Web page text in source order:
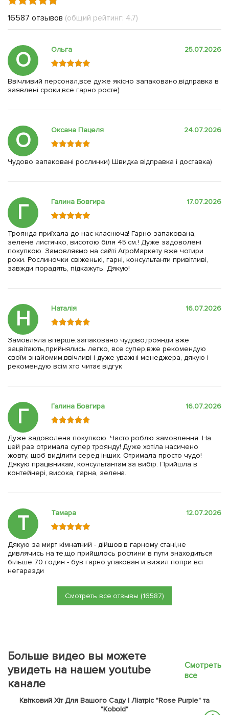
16587 отзывов (общий рейтинг: 4.7)
О Ольга 25.07.2026
Ввічливий персонал,все дуже якісно запаковано,відправка в
заявлені сроки,все гарно росте)
О Оксана Пацеля 24.07.2026
Чудово запаковані рослинки) Швидка відправка і доставка)
Г Галина Бовгира 17.07.2026
Троянда приїхала до нас класнюча! Гарно запакована,
зелене листячко, висотою біля 45 см.! Дуже задоволені
покупкою. Замовляємо на сайті АгроМаркету вже чотири
роки. Рослиночки свіженькі, гарні, консультанти привітливі,
завжди порадять, підкажуть. Дякую!
Н Наталія 16.07.2026
Замовляла вперше,запаковано чудово,троянди вже
зацвітають,прийнялись легко, все супер,вже рекомендую
своїм знайомим,ввічливі і дуже уважні менеджера, дякую і
рекомендую всім хто читає відгук
Г Галина Бовгира 16.07.2026
Дуже задоволена покупкою. Часто роблю замовлення. На
цей раз отримала супер троянду! Дуже хотіла насичено
жовту, щоб виділити серед інших. Отримала просто чудо!
Дякую працівникам, консультантам за вибір. Прийшла в
контейнері, висока, гарна, зелена.
Т Тамара 12.07.2026
Дякую за мирт кімнатний - дійшов в гарному стані,не
дивлячись на те,що прийшлось рослини в пути знаходиться
більше 70 годин - був гарно упакован и вижил попри всі
негаразди
Смотреть все отзывы (16587)
Больше видео вы можете
увидеть на нашем youtube
канале
Смотреть
все
Квітковий Хіт Для Вашого Саду | Ліатріс "Rose Purple" та
"Kobold"